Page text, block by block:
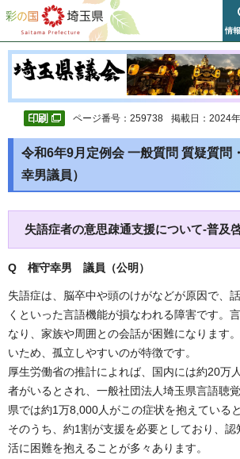
彩の国 埼玉県
情
ページ番号：259738 掲載日：2024
令和6年9月定例会 一般質問 質疑質問
幸男議員）
失語症者の意思疎通支援について-普及
Q 権守幸男 議員（公明）
失語症は、脳卒中や頭のけがなどが原因で、
くといった言語機能が損なわれる障害です。
なり、家族や周囲との会話が困難になります
いため、孤立しやすいのが特徴です。
厚生労働省の推計によれば、国内には約20万
者がいるとされ、一般社団法人埼玉県言語聴
県では約1万8,000人がこの症状を抱えている
そのうち、約1割が支援を必要としており、
活に困難を抱えることが多々あります。